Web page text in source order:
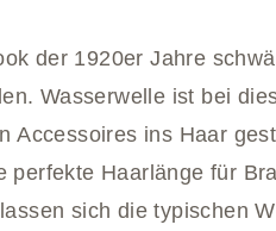
der 1920er Jahre
Wasserwelle ist bei
Accessoires ins Haar
perfekte Haarlänge für
sich die typischen